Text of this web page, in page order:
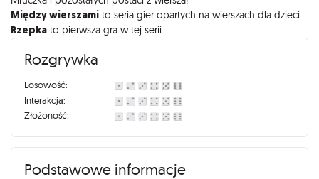
Między wierszami to seria gier opartych na wierszach dla dzieci.
Rzepka to pierwsza gra w tej serii.
Rozgrywka
Losowość:
Interakcja:
Złożoność:
Podstawowe informacje